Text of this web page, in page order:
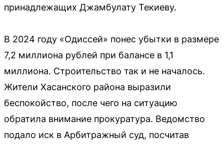
принадлежащих Джамбулату Текиеву.
В 2024 году «Одиссей» понес убытки в размере
7,2 миллиона рублей при балансе в 1,1
миллиона. Строительство так и не началось.
Жители Хасанского района выразили
беспокойство, после чего на ситуацию
обратила внимание прокуратура. Ведомство
подало иск в Арбитражный суд, посчитав